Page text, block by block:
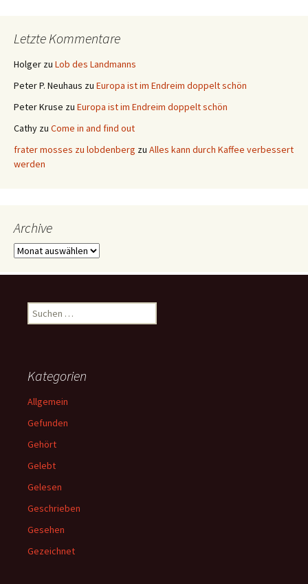
Letzte Kommentare
Holger zu Lob des Landmanns
Peter P. Neuhaus zu Europa ist im Endreim doppelt schön
Peter Kruse zu Europa ist im Endreim doppelt schön
Cathy zu Come in and find out
frater mosses zu lobdenberg zu Alles kann durch Kaffee verbessert
werden
Archive
Archive
Suchen
nach:
Kategorien
Allgemein
Gefunden
Gehört
Gelebt
Gelesen
Geschrieben
Gesehen
Gezeichnet